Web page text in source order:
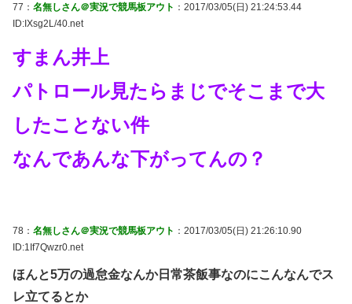
77： 名無しさん＠実況で競馬板アウト ：2017/03/05(日) 21:24:53.44
ID:IXsg2L/40.net
すまん井上
パトロール見たらまじでそこまで大
したことない件
なんであんな下がってんの？
78： 名無しさん＠実況で競馬板アウト ：2017/03/05(日) 21:26:10.90
ID:1If7Qwzr0.net
ほんと5万の過怠金なんか日常茶飯事なのにこんなんでス
レ立てるとか